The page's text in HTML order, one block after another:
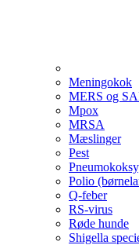
Meningokok
MERS og
Mpox
MRSA
Mæslinger
Pest
Polio
Q-feber
RS-virus
Røde hunde
Shigella